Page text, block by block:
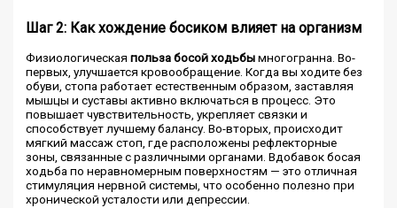
Шаг 2: Как хождение босиком влияет на организм
Физиологическаяпольза босой ходьбымногогранна. Во-
первых, улучшается кровообращение. Когда вы ходите без
обуви, стопа работает естественным образом, заставляя
мышцы и суставы активно включаться в процесс. Это
повышает чувствительность, укрепляет связки и
способствует лучшему балансу. Во-вторых, происходит
мягкий массаж стоп, где расположены рефлекторные
зоны, связанные с различными органами. Вдобавок босая
ходьба по неравномерным поверхностям — это отличная
стимуляция нервной системы, что особенно полезно при
хронической усталости или депрессии.